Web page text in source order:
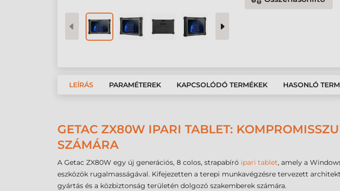
LEÍRÁS PARAMÉTEREK KAPCSOLÓDÓ TERMÉKEK HASONLÓ
GETAC ZX80W IPARI TABLET:
SZÁMÁRA
A Getac ZX80W egy új generációs, 8 colos, strapabíró ipari tablet, amely a
eszközök rugalmasságával. Kifejezetten a terepi munkavégzésre tervezett
gyártás és a közbiztonság területén dolgozó szakemberek számára.